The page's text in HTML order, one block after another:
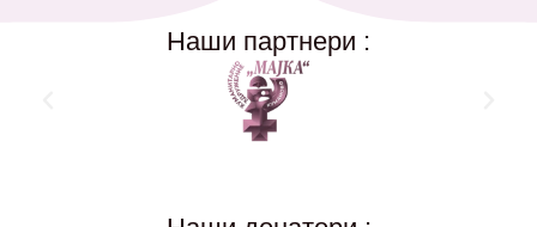
Наши партнери :